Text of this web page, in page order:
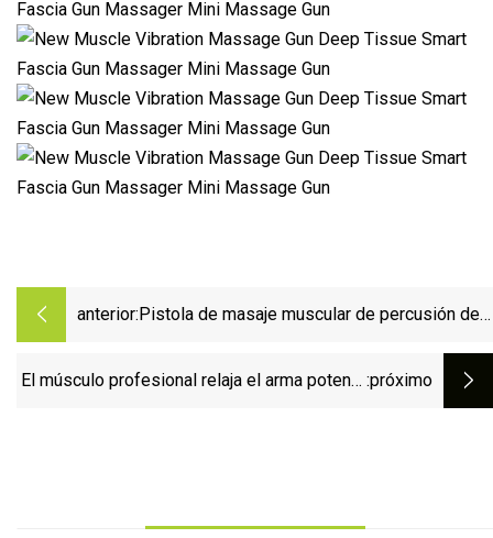
anterior: Pistola de masaje muscular de percusión de
V para aliviar el dolor Pistola de masaje de
El músculo profesional relaja el arma potente :próximo